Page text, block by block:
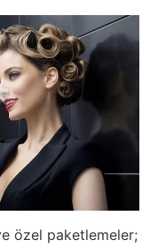
özel paketlemeler;